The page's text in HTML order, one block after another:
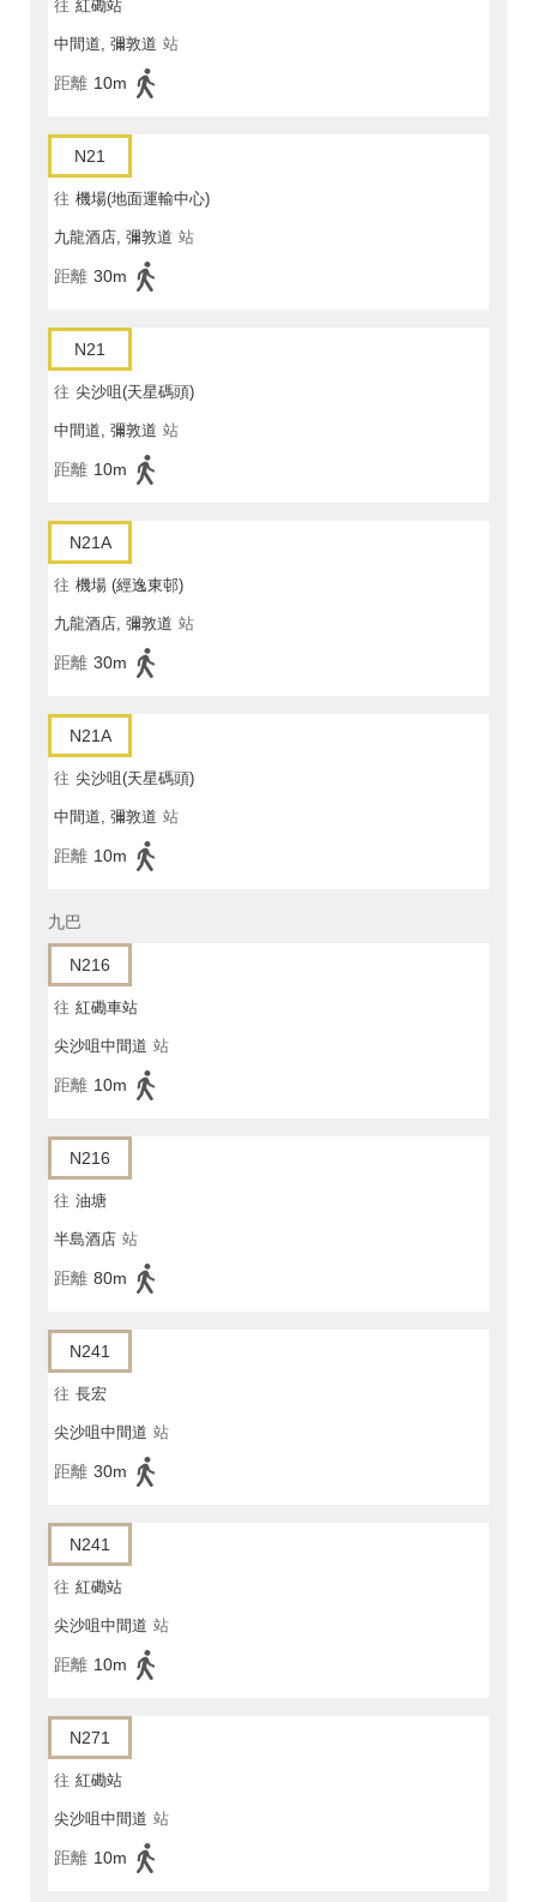
往 紅磡站
中間道, 彌敦道 站
距離 10m
N21
往 機場(地面運輸中心)
九龍酒店, 彌敦道 站
距離 30m
N21
往 尖沙咀(天星碼頭)
中間道, 彌敦道 站
距離 10m
N21A
往 機場 (經逸東邨)
九龍酒店, 彌敦道 站
距離 30m
N21A
往 尖沙咀(天星碼頭)
中間道, 彌敦道 站
距離 10m
九巴
N216
往 紅磡車站
尖沙咀中間道 站
距離 10m
N216
往 油塘
半島酒店 站
距離 80m
N241
往 長宏
尖沙咀中間道 站
距離 30m
N241
往 紅磡站
尖沙咀中間道 站
距離 10m
N271
往 紅磡站
尖沙咀中間道 站
距離 10m